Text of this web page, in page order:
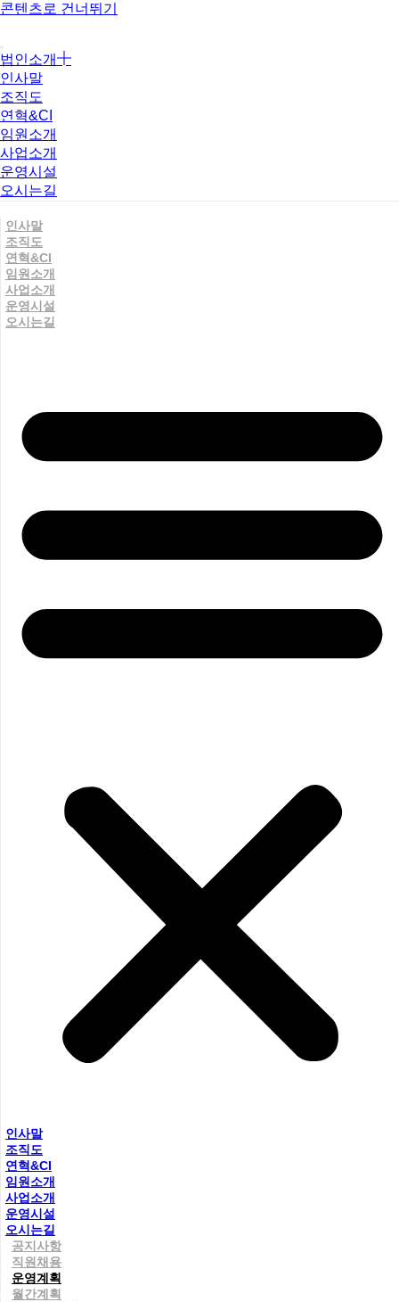
콘텐츠로 건너뛰기
법인소개
인사말
조직도
연혁&CI
임원소개
사업소개
운영시설
오시는길
인사말
조직도
연혁&CI
임원소개
사업소개
운영시설
오시는길
인사말
조직도
연혁&CI
임원소개
사업소개
운영시설
오시는길
공지사항
직원채용
운영계획
월간계획